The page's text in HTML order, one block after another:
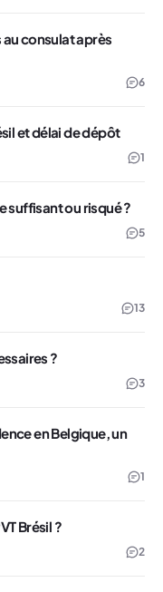
consulat après
6
et délai de dépôt
1
suffisant ou risqué ?
5
13
?
3
en Belgique, un
1
Brésil ?
2